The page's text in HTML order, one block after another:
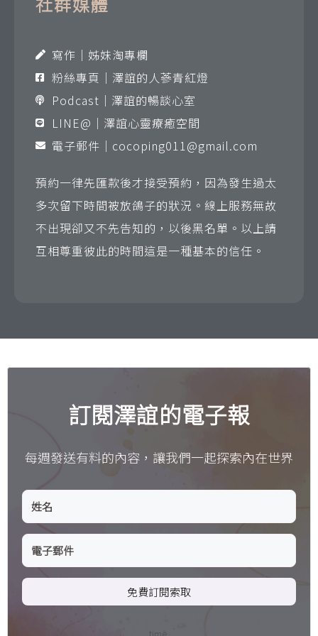
寫作｜姊妹淘專欄
粉絲專頁｜澤誼的人蔘青紅燈
Podcast｜澤誼的暢談心室
LINE@｜澤誼心靈療癒空間
電子郵件｜ cocoping011@gmail.com
預約一律先匯款後才接受預約，因為發生過太
多次留下時間被放鴿子的狀況。線上服務無故
不出現卻又不先告知的，以後黑名單。以上請
互相尊重彼此的時間這是一種基本的信任。
訂閱澤誼的電子報
每週發送有料的內容，讓我們一起探索內在世界
免費訂閱索取